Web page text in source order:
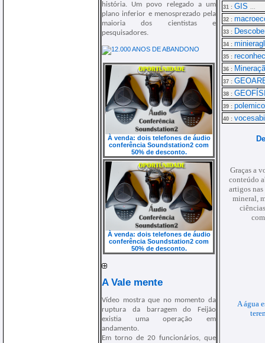
história. Um povo relegado a um
plano inferior e menosprezado pela
maioria dos cientistas e
pesquisadores.
À venda: dois telefones de áudio
conferência Soundstation2 com
50% de desconto.
À venda: dois telefones de áudio
conferência Soundstation2 com
50% de desconto.
A Vale mente
Vídeo mostra que no momento da
ruptura da barragem do Feijão
existia uma operação em
andamento.
Em torno de 20 funcionários, que
31 : GIS ...
32 :
33 :
34 :
35 :
36 :
37 :
38 :
39 :
40 :
Graças a
conteúdo
artigos
mineral,
A água